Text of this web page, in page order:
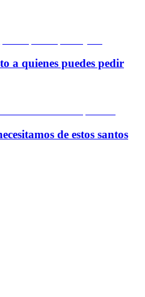
a quienes puedes pedir
de estos santos